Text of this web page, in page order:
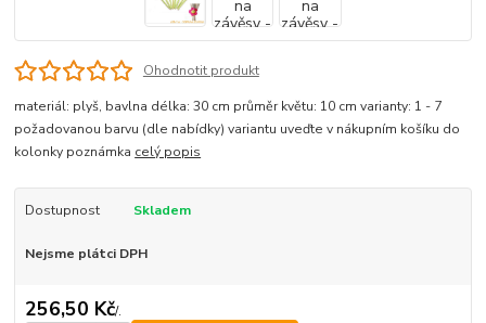
Ohodnotit produkt
materiál: plyš, bavlna délka: 30 cm průměr květu: 10 cm varianty: 1 - 7
požadovanou barvu (dle nabídky) variantu uveďte v nákupním košíku do
kolonky poznámka celý popis
Dostupnost Skladem
Nejsme plátci DPH
256,50 Kč/.